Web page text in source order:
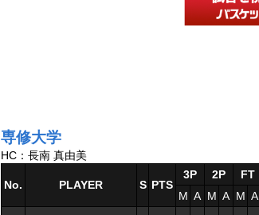
専修大学
HC：長南 真由美
No. PLAYER S PTS
3P 2P
FT
M A M A M A